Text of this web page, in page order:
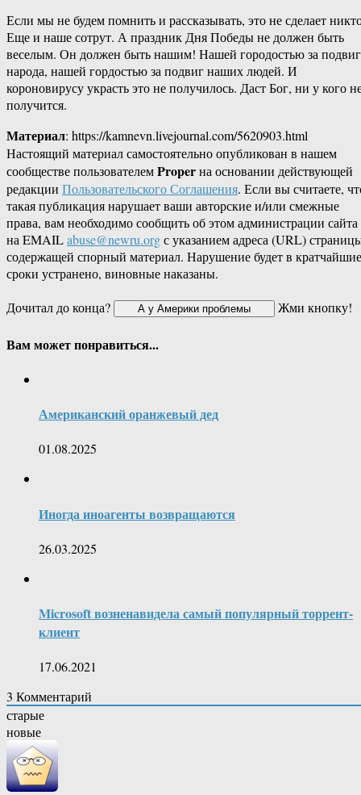
Если мы не будем помнить и рассказывать, это не сделает
Еще и наше сотрут. А праздник Дня Победы не должен быть
веселым. Он должен быть нашим! Нашей городостью за подвиг
народа, нашей гордостью за подвиг наших людей. И
короновирусу украсть это не получилось. Даст Бог, ни у кого
получится.
Материал: https://kamnevn.livejournal.com/5620903.html
Настоящий материал самостоятельно опубликован в нашем
сообществе пользователемProperна основании действующей
редакции Пользовательского Соглашения. Если вы считаете,
такая публикация нарушает ваши авторские и/или смежные
права, вам необходимо сообщить об этом администрации сайта
на EMAILabuse@newru.orgс указанием адреса (URL)
содержащей спорный материал. Нарушение будет в кратчайшие
сроки устранено, виновные наказаны.
Дочитал до конца?
Жми кнопку!
Вам может понравиться...
Американский оранжевый дед
01.08.2025
Иногда иноагенты возвращаются
26.03.2025
Microsoft возненавидела самый популярный торрент-
клиент
17.06.2021
3 Комментарий
старые
новые